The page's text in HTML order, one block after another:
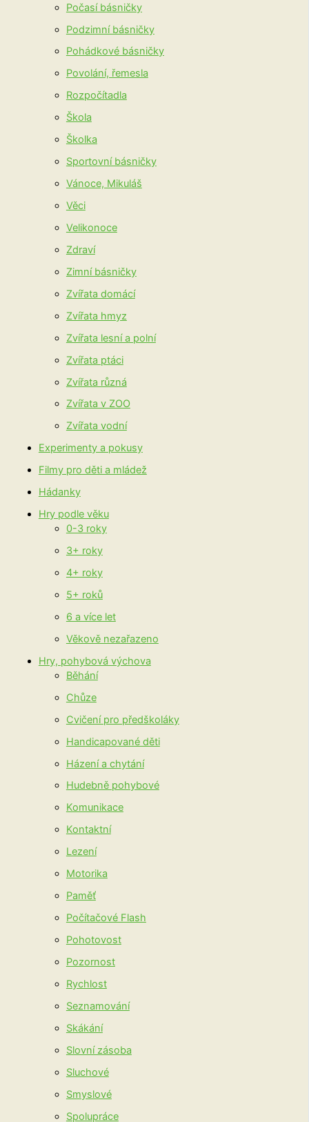
Počasí básničky
Podzimní básničky
Pohádkové básničky
Povolání, řemesla
Rozpočítadla
Škola
Školka
Sportovní básničky
Vánoce, Mikuláš
Věci
Velikonoce
Zdraví
Zimní básničky
Zvířata domácí
Zvířata hmyz
Zvířata lesní a polní
Zvířata ptáci
Zvířata různá
Zvířata v ZOO
Zvířata vodní
Experimenty a pokusy
Filmy pro děti a mládež
Hádanky
Hry podle věku
0-3 roky
3+ roky
4+ roky
5+ roků
6 a více let
Věkově nezařazeno
Hry, pohybová výchova
Běhání
Chůze
Cvičení pro předškoláky
Handicapované děti
Házení a chytání
Hudebně pohybové
Komunikace
Kontaktní
Lezení
Motorika
Paměť
Počítačové Flash
Pohotovost
Pozornost
Rychlost
Seznamování
Skákání
Slovní zásoba
Sluchové
Smyslové
Spolupráce